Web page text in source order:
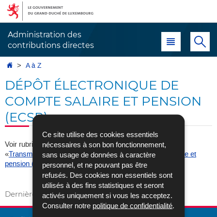
Ce site utilise des cookies essentiels
nécessaires à son bon fonctionnement,
sans usage de données à caractère
personnel, et ne pouvant pas être
refusés. Des cookies non essentiels sont
utilisés à des fins statistiques et seront
activés uniquement si vous les acceptez.
Consulter notre politique de confidentialité.
Aller
navigation
Aller
au
Administration des
contributions directes
Menu principal
AccueilA à Z
DÉPÔT ÉLECTRONIQUE DE
COMPTE SALAIRE ET PENSION
(ECSP)
Voir rubrique «Échanges électroniques», sous-rubrique
«Transmission électronique des extraits de compte salaire et
pension (ECSP) - Directive coopération 2011/16/UE
Vers A à Z
Dernière mise à jour02/05/2017